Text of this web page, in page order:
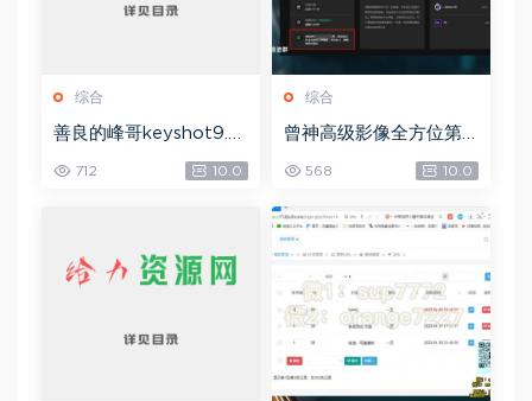
综合
善良的峰哥keyshot9.0
6G)
712 10.0
综合
曾神高级影像全方位第
G)
568 10.0